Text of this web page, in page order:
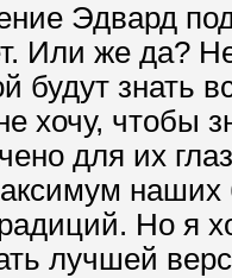
Эдвард
Или же да?
будут знать
хочу, чтобы
для их
Но я
лучшей